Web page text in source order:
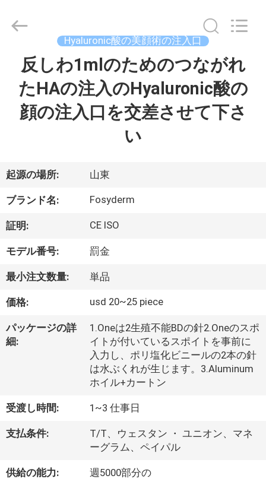
わ
た
し
た
に
つ
工
ツ
2026
Jinan
Reserved.
Hyaluronic酸の美顔術の注入口
反しわ1mlのためのつながれ
たHAの注入のHyaluronic酸の
顔の注入口を交差させて下さ
い
起源の場所: 山東
ブランド名: Fosyderm
証明: CE ISO
モデル番号: 罰金
最小注文数量: 単品
価格: usd 20~25 piece
パッケージの詳
細:
1.Oneは2生殖不能BDの針2.Oneのスポ
イトが付いているスポイトを事前に
入力し、ポリ塩化ビニールの2本の針
は水ぶくれが生じます。3.Aluminum
ホイル+カートン
受渡し時間: 1~3 仕事日
支払条件:
T/T、ウェスタン ・ ユニオン、マネ
ーグラム、ペイパル
供給の能力: 週5000部分の